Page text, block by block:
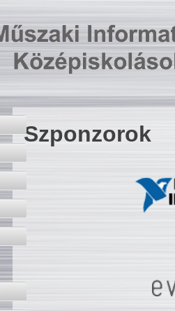
Szponzorok